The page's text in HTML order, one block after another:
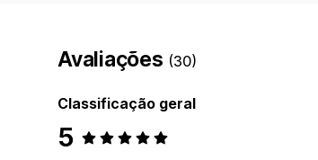
Avaliações (30)
Classificação geral
5